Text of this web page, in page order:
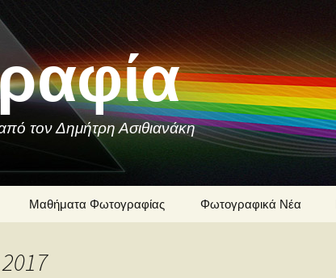
τον Δημήτρη Ασιθιανάκη
Μαθήματα Φωτογραφίας
Φωτογραφίας
Φωτογραφικά Νέα